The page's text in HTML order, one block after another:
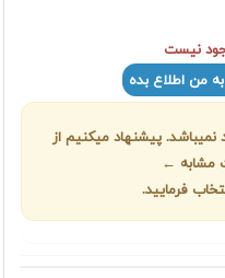
نیست
به من اطلاع بده
نمیباشد. پیشنهاد میکنیم از
مشابه ←
فرمایید.